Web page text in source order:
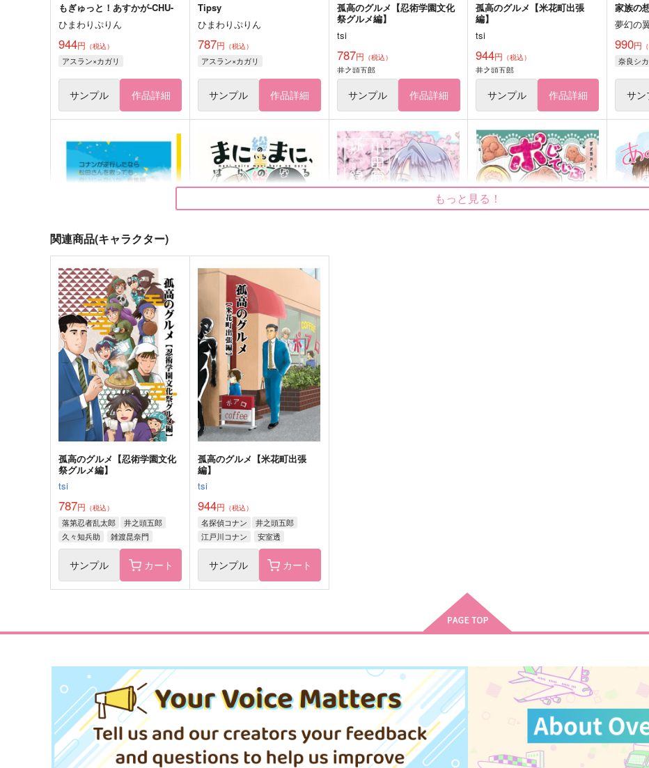
もぎゅっと！あすかが-CHU-
ひまわりぷりん
944円 （税込）
アスラン×カガリ
サンプル 作品詳細
Tipsy
ひまわりぷりん
787円 （税込）
アスラン×カガリ
サンプル 作品詳細
孤高のグルメ【忍術学園文化
祭グルメ編】
tsi
787円 （税込）
井之頭五郎
サンプル 作品詳細
孤高のグルメ【米花町出張
編】
tsi
944円 （税込）
井之頭五郎
サンプル 作品詳細
家族の
夢幻の
990円
奈良シ
サン
コナンが逆行したなら松田さ
んを救っても良いじゃない
か 総集編
GAJIGAJI
1,887円（税込）
松田陣平×工藤新一
サンプル 作品詳細
まにのいるまに、はらのな
る 総集編
Chocolate jam
1,997 円（税込）
山姥切国広×山姥切長義
サンプル 作品詳細
円 （税込）
ハインライン×ノイマン
サンプル 作品詳細
集編
さくらもち戦域
715 円（税込）
肥前忠広×女審神者
サンプル 作品詳細
（税込）
蜂楽廻×潔世一
サンプル 作品詳細
（税込）
闇ノシュウ×浮奇・ヴィオレタ
作品詳細 サ
もっと見る！
関連商品(キャラクター)
孤高のグルメ【忍術学園文化
祭グルメ編】
tsi
787円 （税込）
落第忍者乱太郎
井之頭五郎
久々知兵助
雑渡昆奈門
サンプル カート
孤高のグルメ【米花町出張
編】
tsi
944円 （税込）
名探偵コナン
井之頭五郎
江戸川コナン
安室透
サンプル カート